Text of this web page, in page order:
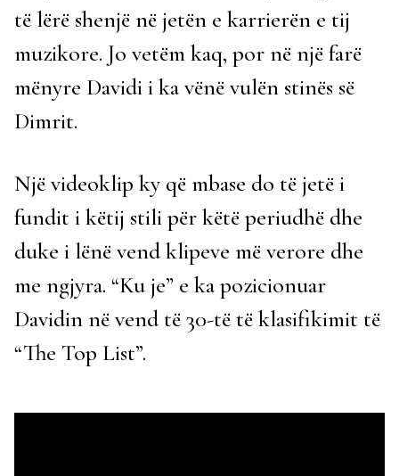
të lërë shenjë në jetën e karrierën e tij
muzikore. Jo vetëm kaq, por në një farë
mënyre Davidi i ka vënë vulën stinës së
Dimrit.
Një videoklip ky që mbase do të jetë i
fundit i këtij stili për këtë periudhë dhe
duke i lënë vend klipeve më verore dhe
me ngjyra. “Ku je” e ka pozicionuar
Davidin në vend të 30-të të klasifikimit të
“The Top List”.